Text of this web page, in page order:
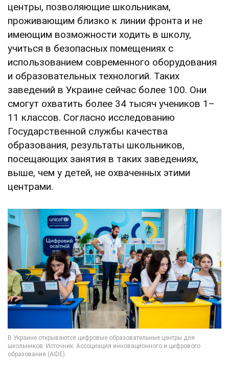
центры, позволяющие школьникам,
проживающим близко к линии фронта и не
имеющим возможности ходить в школу,
учиться в безопасных помещениях с
использованием современного оборудования
и образовательных технологий. Таких
заведений в Украине сейчас более 100. Они
смогут охватить более 34 тысяч учеников 1–
11 классов. Согласно исследованию
Государственной службы качества
образования, результаты школьников,
посещающих занятия в таких заведениях,
выше, чем у детей, не охваченных этими
центрами.